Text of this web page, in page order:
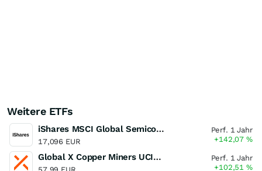
Weitere ETFs
iShares MSCI Global Semiconductors UCITS ETF USD (Acc)
17,096 EUR
Perf. 1 Jahr
+142,07%
Global X Copper Miners UCITS ETF USD Acc
Perf. 1 Jahr
+102,51%